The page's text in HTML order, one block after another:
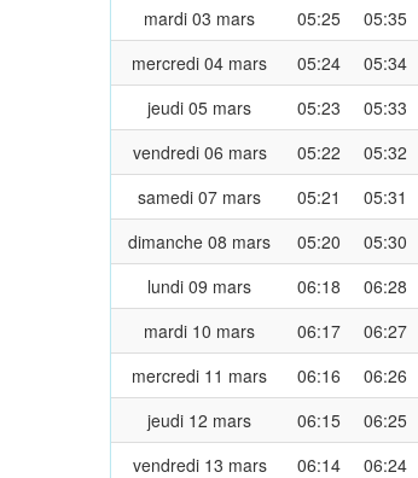
mardi 03 mars
05:25 05:35
mercredi 04 mars
05:24 05:34
jeudi 05 mars
05:23 05:33
vendredi 06 mars
05:22 05:32
samedi 07 mars
05:21 05:31
dimanche 08 mars
05:20 05:30
lundi 09 mars
06:18 06:28
mardi 10 mars
06:17 06:27
mercredi 11 mars
06:16 06:26
jeudi 12 mars
06:15 06:25
vendredi 13 mars
06:14 06:24